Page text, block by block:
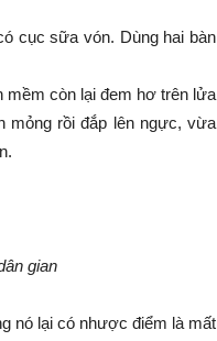
cục sữa vón. Dùng hai bàn
mềm còn lại đem hơ trên lửa
mỏng rồi đắp lên ngực, vừa
gian
nó lại có nhược điểm là mất